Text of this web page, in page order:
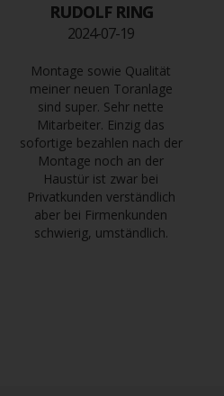
RUDOLF RING
2024-07-19
Montage sowie Qualität
meiner neuen Toranlage
sind super. Sehr nette
Mitarbeiter. Einzig das
sofortige bezahlen nach der
Montage noch an der
Haustür ist zwar bei
Privatkunden verständlich
aber bei Firmenkunden
schwierig, umständlich.